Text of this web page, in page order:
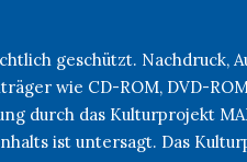
geschützt. Nachdruck,
wie CD-ROM, DVD-
durch das Kulturprojekt
ist untersagt. Das